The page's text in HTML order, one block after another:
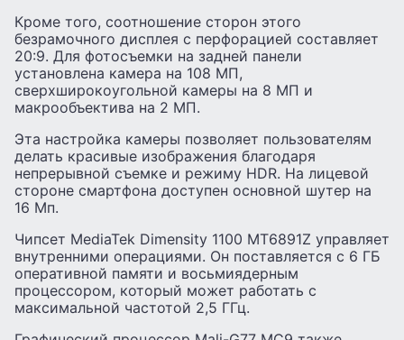
Кроме того, соотношение сторон этого
безрамочного дисплея с перфорацией составляет
20:9. Для фотосъемки на задней панели
установлена камера на 108 МП,
сверхширокоугольной камеры на 8 МП и
макрообъектива на 2 МП.
Эта настройка камеры позволяет пользователям
делать красивые изображения благодаря
непрерывной съемке и режиму HDR. На лицевой
стороне смартфона доступен основной шутер на
16 Мп.
Чипсет MediaTek Dimensity 1100 MT6891Z управляет
внутренними операциями. Он поставляется с 6 ГБ
оперативной памяти и восьмиядерным
процессором, который может работать с
максимальной частотой 2,5 ГГц.